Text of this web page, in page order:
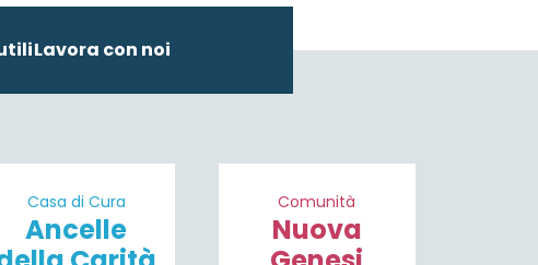
Lavora con noi
Casa di Cura
Ancelle
Comunità
Nuova